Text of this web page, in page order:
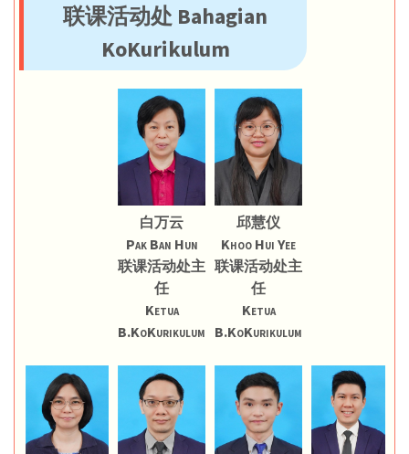
联课活动处 Bahagian
KoKurikulum
白万云
Pak Ban Hun
联课活动处主
任
Ketua
B.KoKurikulum
邱慧仪
Khoo Hui Yee
联课活动处主
任
Ketua
B.KoKurikulum